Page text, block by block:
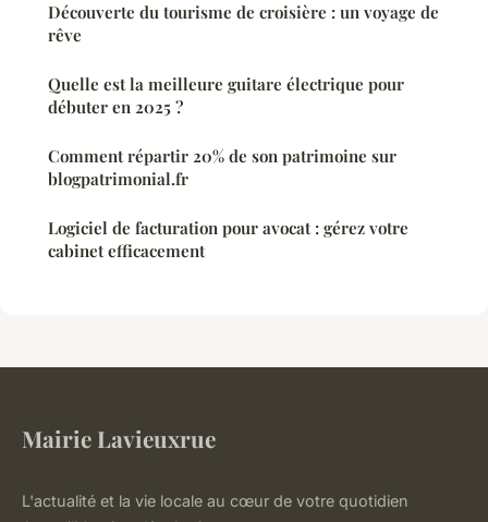
Découverte du tourisme de croisière : un voyage de
rêve
Quelle est la meilleure guitare électrique pour
débuter en 2025 ?
Comment répartir 20% de son patrimoine sur
blogpatrimonial.fr
Logiciel de facturation pour avocat : gérez votre
cabinet efficacement
Mairie Lavieuxrue
L'actualité et la vie locale au cœur de votre quotidien